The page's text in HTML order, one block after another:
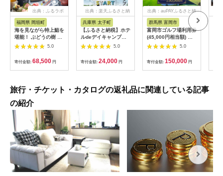
出典：ふるラボ
福岡県 岡垣町
海を見ながら特上鮨を
堪能！ ぶどうの樹 鮨
屋台ペア お食事券 海
鮮 海 屋台 食事 ペア
福岡県 岡垣町
5.0
寄付金額: 68,500 円
出典：楽天ふるさと納
兵庫県 太子町
【ふるさと納税】ホテ
ルdeデイキャンプ体
験チケット
【1364991】
5.0
寄付金額: 24,000 円
出典：auPAYふるさと納
群馬県 富岡市
富岡市ゴルフ場利用券
(45,000円相当額) ゴ
ルフ チケット 平日 土
日 祝日 プレー券 関東
群馬県 首都圏 F20E-
382
5.0
寄付金額: 150,000 円
旅行・チケット・カタログの返礼品に関連している記事
の紹介